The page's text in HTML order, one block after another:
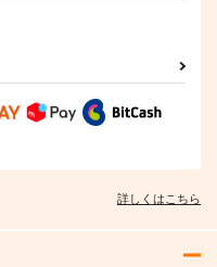
詳しくはこちら